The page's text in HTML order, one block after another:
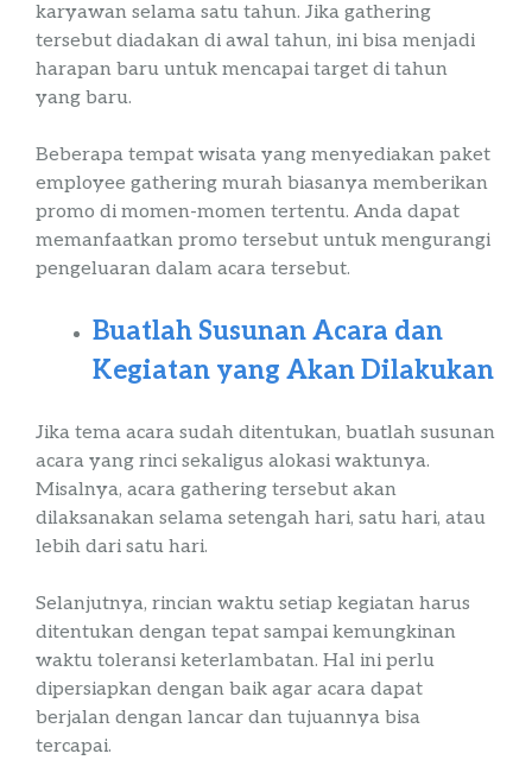
karyawan selama satu tahun. Jika gathering
tersebut diadakan di awal tahun, ini bisa menjadi
harapan baru untuk mencapai target di tahun
yang baru.
Beberapa tempat wisata yang menyediakan paket
employee gathering murah biasanya memberikan
promo di momen-momen tertentu. Anda dapat
memanfaatkan promo tersebut untuk mengurangi
pengeluaran dalam acara tersebut.
Buatlah Susunan Acara dan
Kegiatan yang Akan Dilakukan
Jika tema acara sudah ditentukan, buatlah susunan
acara yang rinci sekaligus alokasi waktunya.
Misalnya, acara gathering tersebut akan
dilaksanakan selama setengah hari, satu hari, atau
lebih dari satu hari.
Selanjutnya, rincian waktu setiap kegiatan harus
ditentukan dengan tepat sampai kemungkinan
waktu toleransi keterlambatan. Hal ini perlu
dipersiapkan dengan baik agar acara dapat
berjalan dengan lancar dan tujuannya bisa
tercapai.